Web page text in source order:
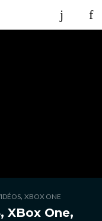
, XBOX ONE
XBox One,